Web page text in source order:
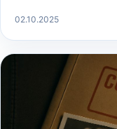
02.10.2025